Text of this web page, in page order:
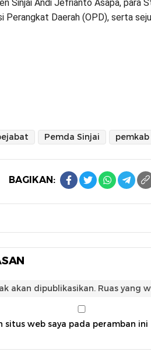
Sinjai Andi Jefrianto Asapa, para
Perangkat Daerah (OPD), serta
Pemda Sinjai
BAGIKAN:
akan dipublikasikan. Ruas yang
situs web saya pada peramban